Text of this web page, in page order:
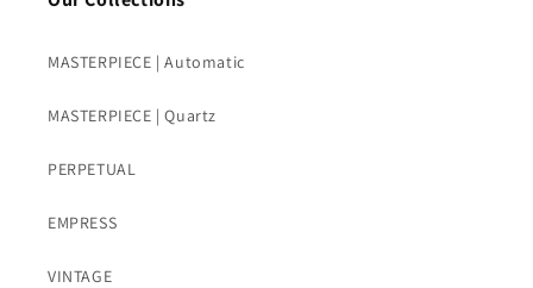
MASTERPIECE | Automatic
MASTERPIECE | Quartz
PERPETUAL
EMPRESS
VINTAGE